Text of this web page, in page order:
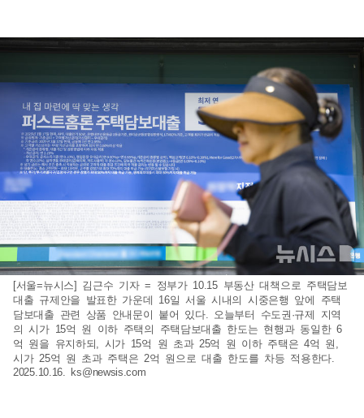
[서울=뉴시스] 김근수 기자 = 정부가 10.15 부동산 대책으로 주택담보
대출 규제안을 발표한 가운데 16일 서울 시내의 시중은행 앞에 주택
담보대출 관련 상품 안내문이 붙어 있다. 오늘부터 수도권·규제 지역
의 시가 15억 원 이하 주택의 주택담보대출 한도는 현행과 동일한 6
억 원을 유지하되, 시가 15억 원 초과 25억 원 이하 주택은 4억 원,
시가 25억 원 초과 주택은 2억 원으로 대출 한도를 차등 적용한다.
2025.10.16. ks@newsis.com